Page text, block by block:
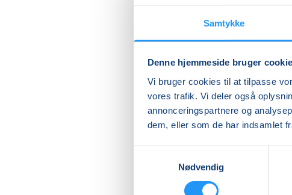
Samtykke
Denne hjemmeside bruger
Vi bruger cookies til at tilpasse
vores trafik. Vi deler også
annonceringspartnere og
dem, eller som de har indsamlet
Nødvendig
praktiske
mellem jer,
bevægelse,